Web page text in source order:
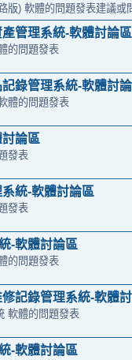
版) 軟體的問題發表建議或
產管理系統-軟體討論區
的問題發表
記錄管理系統-軟體討
體的問題發表
討論區
發表
系統-軟體討論區
發表
-軟體討論區
的問題發表
記錄管理系統-軟體
軟體的問題發表
-軟體討論區